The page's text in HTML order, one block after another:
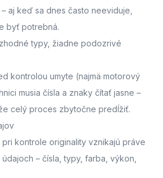
– aj keď sa dnes často neeviduje,
byť potrebná.
typy, žiadne podozrivé
kontrolou umyte (najmä motorový
musia čísla a znaky čítať jasne –
celý proces zbytočne predĺžiť.
kontrole originality vznikajú práve
– čísla, typy, farba, výkon,